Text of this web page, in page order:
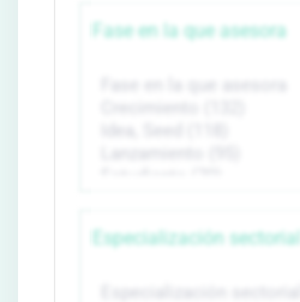
Fase en la que asesora
Especialización sectorial